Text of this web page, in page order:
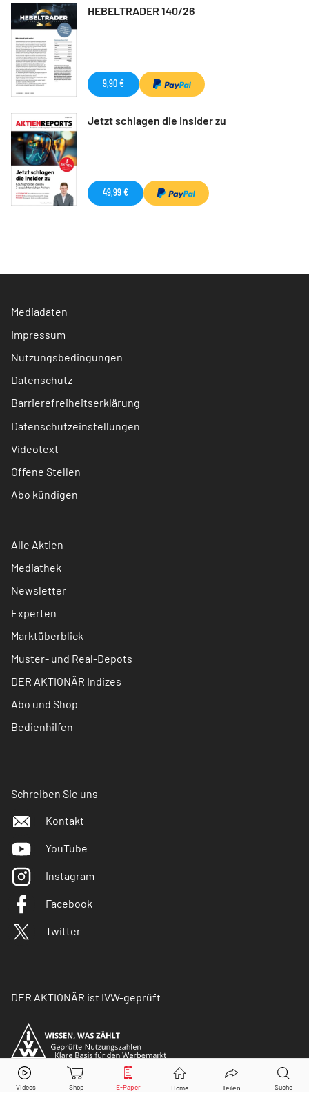
HEBELTRADER 140/26
9,90 €
Jetzt schlagen die Insider zu
49,99 €
Mediadaten
Impressum
Nutzungsbedingungen
Datenschutz
Barrierefreiheitserklärung
Datenschutzeinstellungen
Videotext
Offene Stellen
Abo kündigen
Alle Aktien
Mediathek
Newsletter
Experten
Marktüberblick
Muster- und Real-Depots
DER AKTIONÄR Indizes
Abo und Shop
Bedienhilfen
Schreiben Sie uns
Kontakt
YouTube
Instagram
Facebook
Twitter
DER AKTIONÄR ist IVW-geprüft